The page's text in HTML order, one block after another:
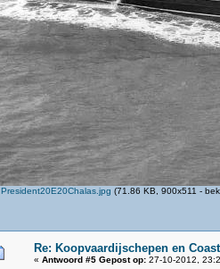
President20E20Chalas.jpg (71.86 KB, 900x511 -
Re: Koopvaardijschepen en
« Antwoord #5 Gepost op: 27-10-2012,